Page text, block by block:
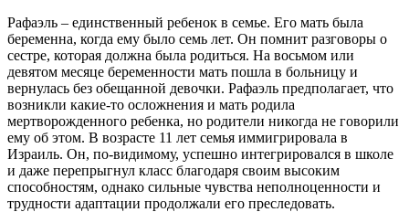
Рафаэль – единственный ребенок в семье. Его мать была
беременна, когда ему было семь лет. Он помнит разговоры о
сестре, которая должна была родиться. На восьмом или
девятом месяце беременности мать пошла в больницу и
вернулась без обещанной девочки. Рафаэль предполагает, что
возникли какие-то осложнения и мать родила
мертворожденного ребенка, но родители никогда не говорили
ему об этом. В возрасте 11 лет семья иммигрировала в
Израиль. Он, по-видимому, успешно интегрировался в школе
и даже перепрыгнул класс благодаря своим высоким
способностям, однако сильные чувства неполноценности и
трудности адаптации продолжали его преследовать.